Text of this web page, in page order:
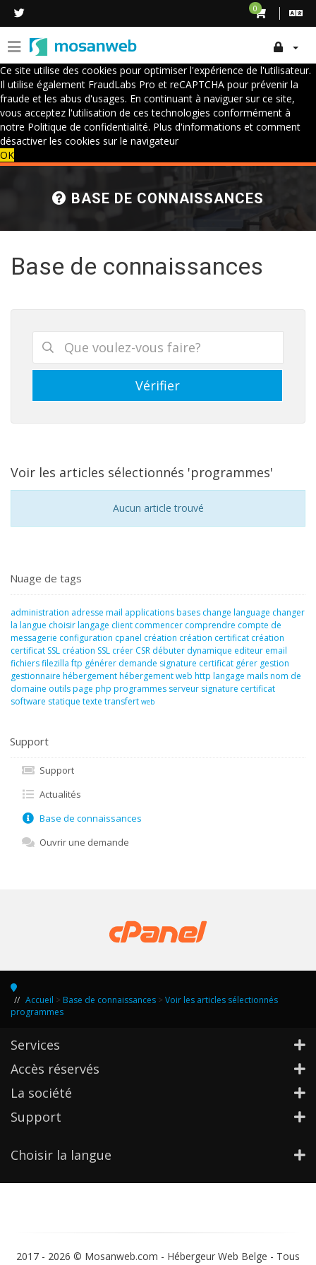
Ce site utilise des cookies pour optimiser l'expérience de l'utilisateur.
Il utilise également FraudLabs Pro et reCAPTCHA pour prévenir la
fraude et les abus d'usages. En continuant à naviguer sur ce site,
vous acceptez l'utilisation de ces technologies conformément à
notre Politique de confidentialité. Plus d'informations et comment
désactiver les cookies sur le navigateur
OK
0
BASE DE CONNAISSANCES
Base de connaissances
Voir les articles sélectionnés 'programmes'
Aucun article trouvé
Nuage de tags
administration adresse mail applicationsbases change language changer
la langue choisir langage client commencer comprendre compte de
messagerie configuration cpanel création création certificat création
certificat SSL création SSL créer CSR débuter dynamique editeur email
fichiersfilezilla ftp générer demande signature certificat gérer gestion
gestionnaire hébergementhébergement web http langage mailsnom de
domaine outilspage php programmes serveur signature certificat
software statique texte transfert web
Support
Support
Actualités
Base de connaissances
Ouvrir une demande
Accueil > Base de connaissances > Voir les articles sélectionnés
programmes
Services
Accès réservés
La société
Support
Choisir la langue
2017 - 2026 © Mosanweb.com - Hébergeur Web Belge - Tous